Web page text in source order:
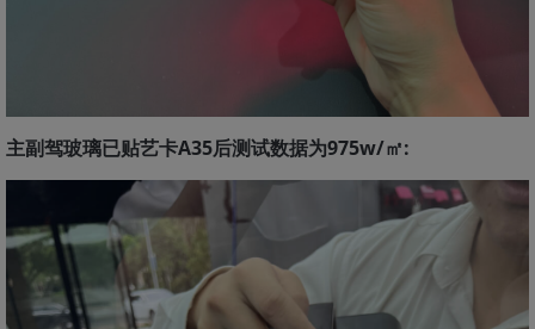
主副驾玻璃已贴艺卡A35后测试数据为975w/㎡: